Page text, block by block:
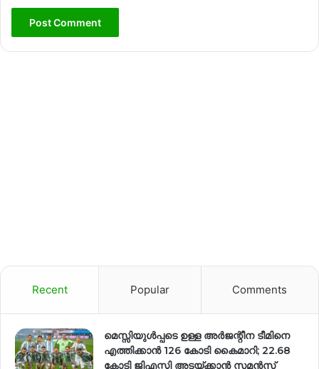
Recent Popular Comments
മെസ്സിയുൾപ്പടെ ഉള്ള അർജന്റീന ടീമിനെ
എത്തിക്കാൻ 126 കോടി കൈമാറി; 22.68
കോടി ജിഎസ്ടി അടയ്ക്കാൻ സമൻസ്